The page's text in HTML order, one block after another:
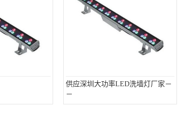
供应深圳大功率LED洗墙灯厂家－
－